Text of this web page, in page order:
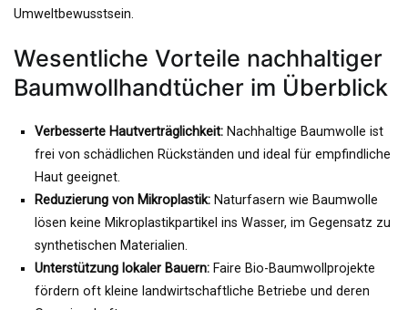
Umweltbewusstsein.
Wesentliche Vorteile nachhaltiger
Baumwollhandtücher im Überblick
Verbesserte Hautverträglichkeit: Nachhaltige Baumwolle ist
frei von schädlichen Rückständen und ideal für empfindliche
Haut geeignet.
Reduzierung von Mikroplastik: Naturfasern wie Baumwolle
lösen keine Mikroplastikpartikel ins Wasser, im Gegensatz zu
synthetischen Materialien.
Unterstützung lokaler Bauern: Faire Bio-Baumwollprojekte
fördern oft kleine landwirtschaftliche Betriebe und deren